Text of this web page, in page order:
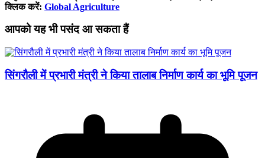
क्लिक करें: Global Agriculture
आपको यह भी पसंद आ सकता हैं
सिंगरौली में प्रभारी मंत्री ने किया तालाब निर्माण कार्य का भूमि पूजन